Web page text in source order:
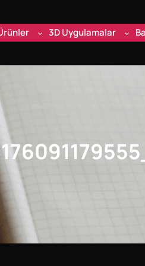
3D Uygulamalar